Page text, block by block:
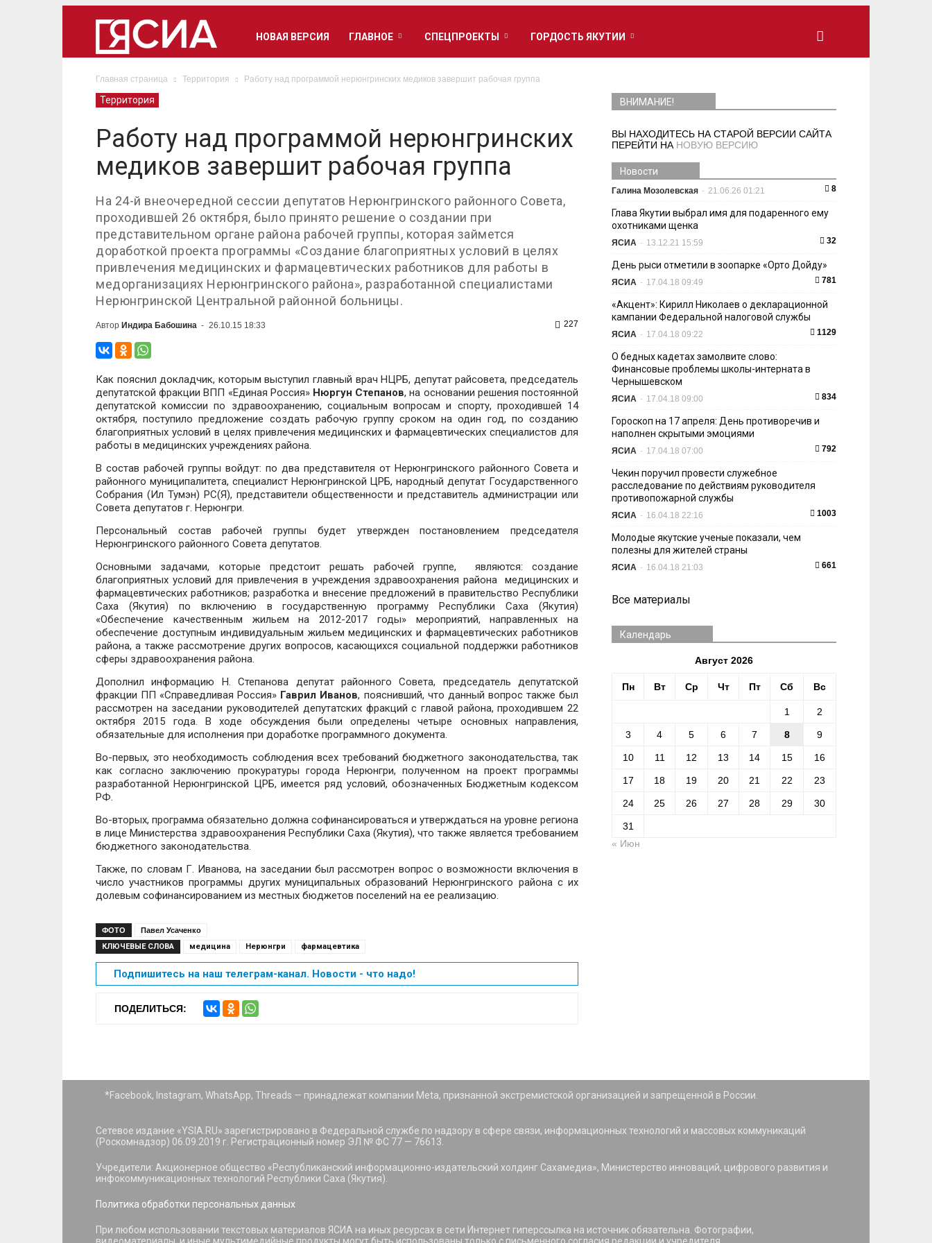
НОВАЯ ВЕРСИЯ ГЛАВНОЕ СПЕЦПРОЕКТЫ ГОРДОСТЬ ЯКУТИИ
Главная страница Территория Работу над программой нерюнгринских медиков завершит рабочая группа
Территория
Работу над программой нерюнгринских
медиков завершит рабочая группа
На 24-й внеочередной сессии депутатов Нерюнгринского районного Совета,
проходившей 26 октября, было принято решение о создании при
представительном органе района рабочей группы, которая займется
доработкой проекта программы «Создание благоприятных условий в целях
привлечения медицинских и фармацевтических работников для работы в
медорганизациях Нерюнгринского района», разработанной специалистами
Нерюнгринской Центральной районной больницы.
Автор Индира Бабошина - 26.10.15 18:33 227
Как пояснил докладчик, которым выступил главный врач НЦРБ, депутат райсовета, председатель
депутатской фракции ВПП «Единая Россия» Нюргун Степанов, на основании решения постоянной
депутатской комиссии по здравоохранению, социальным вопросам и спорту, проходившей 14
октября, поступило предложение создать рабочую группу сроком на один год, по созданию
благоприятных условий в целях привлечения медицинских и фармацевтических специалистов для
работы в медицинских учреждениях района.
В состав рабочей группы войдут: по два представителя от Нерюнгринского районного Совета и
районного муниципалитета, специалист Нерюнгринской ЦРБ, народный депутат Государственного
Собрания (Ил Тумэн) РС(Я), представители общественности и представитель администрации или
Совета депутатов г. Нерюнгри.
Персональный состав рабочей группы будет утвержден постановлением председателя
Нерюнгринского районного Совета депутатов.
Основными задачами, которые предстоит решать рабочей группе, являются: создание
благоприятных условий для привлечения в учреждения здравоохранения района медицинских и
фармацевтических работников; разработка и внесение предложений в правительство Республики
Саха (Якутия) по включению в государственную программу Республики Саха (Якутия)
«Обеспечение качественным жильем на 2012-2017 годы» мероприятий, направленных на
обеспечение доступным индивидуальным жильем медицинских и фармацевтических работников
района, а также рассмотрение других вопросов, касающихся социальной поддержки работников
сферы здравоохранения района.
Дополнил информацию Н. Степанова депутат районного Совета, председатель депутатской
фракции ПП «Справедливая Россия» Гаврил Иванов, пояснивший, что данный вопрос также был
рассмотрен на заседании руководителей депутатских фракций с главой района, проходившем 22
октября 2015 года. В ходе обсуждения были определены четыре основных направления,
обязательные для исполнения при доработке программного документа.
Во-первых, это необходимость соблюдения всех требований бюджетного законодательства, так
как согласно заключению прокуратуры города Нерюнгри, полученном на проект программы
разработанной Нерюнгринской ЦРБ, имеется ряд условий, обозначенных Бюджетным кодексом
РФ.
Во-вторых, программа обязательно должна софинансироваться и утверждаться на уровне региона
в лице Министерства здравоохранения Республики Саха (Якутия), что также является требованием
бюджетного законодательства.
Также, по словам Г. Иванова, на заседании был рассмотрен вопрос о возможности включения в
число участников программы других муниципальных образований Нерюнгринского района с их
долевым софинансированием из местных бюджетов поселений на ее реализацию.
ФОТО Павел Усаченко
КЛЮЧЕВЫЕ СЛОВА медицина Нерюнгри фармацевтика
Подпишитесь на наш телеграм-канал. Новости - что надо!
ПОДЕЛИТЬСЯ:
ВНИМАНИЕ!
ВЫ НАХОДИТЕСЬ НА СТАРОЙ ВЕРСИИ САЙТА
ПЕРЕЙТИ НА НОВУЮ ВЕРСИЮ
Новости
Галина Мозолевская - 21.06.26 01:21 8
Глава Якутии выбрал имя для подаренного ему
охотниками щенка
ЯСИА - 13.12.21 15:59 32
День рыси отметили в зоопарке «Орто Дойду»
ЯСИА - 17.04.18 09:49 781
«Акцент»: Кирилл Николаев о декларационной
кампании Федеральной налоговой службы
ЯСИА - 17.04.18 09:22 1129
О бедных кадетах замолвите слово:
Финансовые проблемы школы-интерната в
Чернышевском
ЯСИА - 17.04.18 09:00 834
Гороскоп на 17 апреля: День противоречив и
наполнен скрытыми эмоциями
ЯСИА - 17.04.18 07:00 792
Чекин поручил провести служебное
расследование по действиям руководителя
противопожарной службы
ЯСИА - 16.04.18 22:16 1003
Молодые якутские ученые показали, чем
полезны для жителей страны
ЯСИА - 16.04.18 21:03 661
Все материалы
Календарь
Август 2026
Пн Вт Ср Чт Пт Сб Вс
1 2
3 4 5 6 7 8 9
10 11 12 13 14 15 16
17 18 19 20 21 22 23
24 25 26 27 28 29 30
31
« Июн
*Facebook, Instagram, WhatsApp, Threads — принадлежат компании Meta, признанной экстремистской организацией и запрещенной в России.
Сетевое издание «YSIA.RU» зарегистрировано в Федеральной службе по надзору в сфере связи, информационных технологий и массовых коммуникаций
(Роскомнадзор) 06.09.2019 г. Регистрационный номер ЭЛ № ФС 77 — 76613.
Учредители: Акционерное общество «Республиканский информационно-издательский холдинг Сахамедиа», Министерство инноваций, цифрового развития и
инфокоммуникационных технологий Республики Саха (Якутия).
Политика обработки персональных данных
При любом использовании текстовых материалов ЯСИА на иных ресурсах в сети Интернет гиперссылка на источник обязательна. Фотографии,
видеоматериалы, и иные мультимедийные продукты могут быть использованы только с письменного согласия редакции и учредителя.